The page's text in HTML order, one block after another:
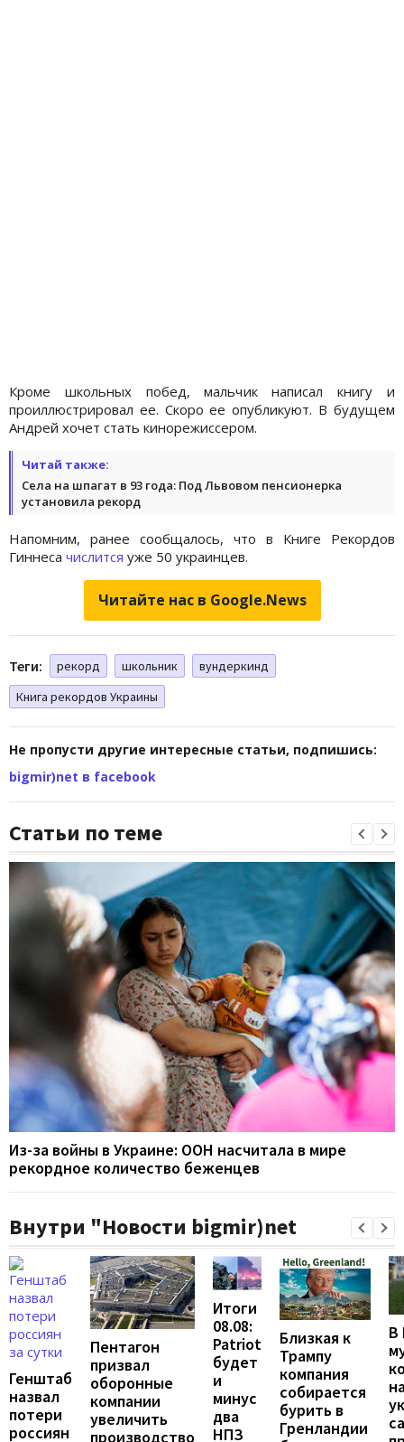
Кроме школьных побед, мальчик написал книгу и
проиллюстрировал ее. Скоро ее опубликуют. В будущем
Андрей хочет стать кинорежиссером.
Читай также:
Села на шпагат в 93 года: Под Львовом пенсионерка
установила рекорд
Напомним, ранее сообщалось, что в Книге Рекордов
Гиннеса числится уже 50 украинцев.
Читайте нас в Google.News
Теги: рекорд школьник
вундеркинд
Книга рекордов Украины
Не пропусти другие интересные статьи, подпишись:
bigmir)net в facebook
Статьи по теме
Из-за войны в Украине: ООН насчитала в мире
рекордное количество беженцев
Внутри "Новости bigmir)net
Генштаб
назвал
потери
россиян
Пентагон
призвал
оборонные
компании
увеличить
производство
Итоги
08.08:
Patriot
будет
и
минус
два
НПЗ
Близкая к
Трампу
компания
собирается
бурить в
Гренландии
В